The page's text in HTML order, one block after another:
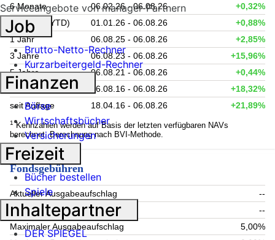
6 Monate
06.02.26 - 06.08.26
+0,32%
Lfd. Jahr (YTD)
01.01.26 - 06.08.26
+0,88%
1 Jahr
06.08.25 - 06.08.26
+2,85%
3 Jahre
06.08.23 - 06.08.26
+15,96%
5 Jahre
06.08.21 - 06.08.26
+0,44%
10 Jahre
06.08.16 - 06.08.26
+18,32%
seit Auflage
18.04.16 - 06.08.26 +21,89%
1 Kennzahlen werden auf Basis der letzten verfügbaren NAVs
berechnet. Berechnung nach BVI-Methode.
Fondsgebühren
Aktueller Ausgabeaufschlag
--
Aktuelle Rücknahmegebühr
--
Maximaler Ausgabeaufschlag
5,00%
Serviceangebote von manager-Partnern
Job
Brutto-Netto-Rechner
Kurzarbeitergeld-Rechner
Finanzen
Börse
Wirtschaftsbücher
Versicherungen
Freizeit
Bücher bestellen
Spiele
Inhaltepartner
DER SPIEGEL